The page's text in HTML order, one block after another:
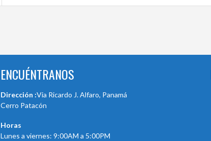
ENCUÉNTRANOS
Dirección :Via Ricardo J. Alfaro, Panamá
Cerro Patacón
Horas
Lunes a viernes: 9:00AM a 5:00PM